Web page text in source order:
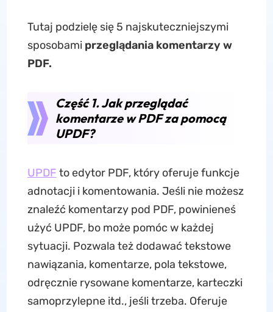
Tutaj podzielę się 5 najskuteczniejszymi
sposobami przeglądania komentarzy w
PDF.
Część 1. Jak przeglądać
komentarze w PDF za pomocą
UPDF?
UPDF to edytor PDF, który oferuje funkcje
adnotacji i komentowania. Jeśli nie możesz
znaleźć komentarzy pod PDF, powinieneś
użyć UPDF, bo może pomóc w każdej
sytuacji. Pozwala też dodawać tekstowe
nawiązania, komentarze, pola tekstowe,
odręcznie rysowane komentarze, karteczki
samoprzylepne itd., jeśli trzeba. Oferuje